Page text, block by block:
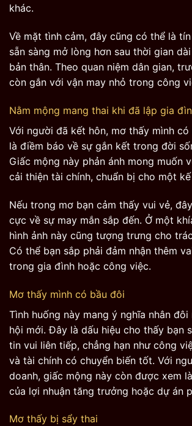
khác.
Về mặt tình cảm, đây cũng có thể là
sẵn sàng mở lòng hơn sau thời gian
bản thân. Theo quan niệm dân gian,
còn gắn với vận may nhỏ trong công
Nằm mộng mang thai khi đã lập gia
Với người đã kết hôn, mơ thấy mình
là điềm báo về sự gắn kết trong đời
Giấc mộng này phản ánh mong muốn
cải thiện tài chính, chuẩn bị cho một
Nếu trong mơ bạn cảm thấy vui vẻ,
cực về sự may mắn sắp đến. Ở một
hình ảnh này cũng tượng trưng cho
Có thể bạn sắp phải đảm nhận thêm
trong gia đình hoặc công việc.
Mơ thấy mình có bầu đôi
Tình huống này mang ý nghĩa nhân
hội mới. Đây là dấu hiệu cho thấy bạn
tin vui liên tiếp, chẳng hạn như công
và tài chính có chuyển biến tốt. Với
doanh, giấc mộng này còn được xem
của lợi nhuận tăng trưởng hoặc dự án
Mơ thấy bị sẩy thai